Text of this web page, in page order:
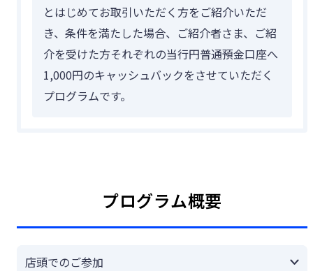
とはじめてお取引いただく方をご紹介いただ
き、条件を満たした場合、ご紹介者さま、ご紹
介を受けた方それぞれの当行円普通預金口座へ
1,000円のキャッシュバックをさせていただく
プログラムです。
プログラム概要
店頭でのご参加